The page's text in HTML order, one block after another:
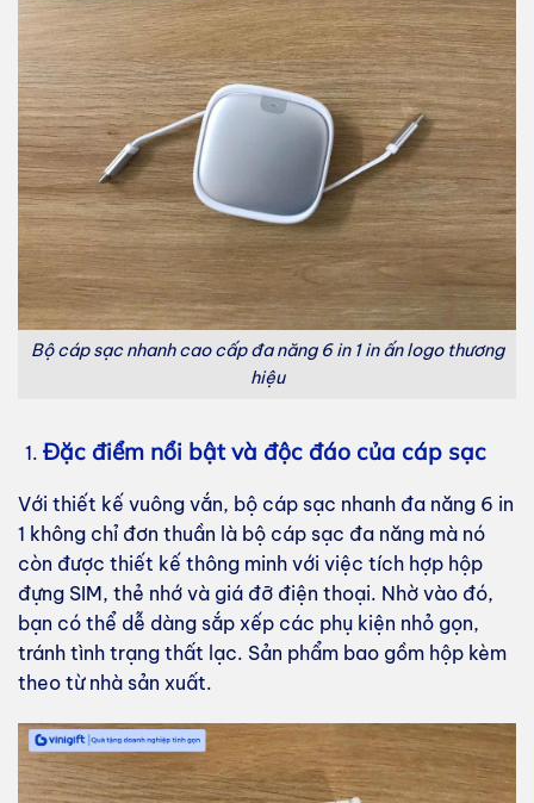
Bộ cáp sạc nhanh cao cấp đa năng 6 in 1 in ấn logo thương
hiệu
Đặc điểm nổi bật và độc đáo của cáp sạc
Với thiết kế vuông vắn, bộ cáp sạc nhanh đa năng 6 in
1 không chỉ đơn thuần là bộ cáp sạc đa năng mà nó
còn được thiết kế thông minh với việc tích hợp hộp
đựng SIM, thẻ nhớ và giá đỡ điện thoại. Nhờ vào đó,
bạn có thể dễ dàng sắp xếp các phụ kiện nhỏ gọn,
tránh tình trạng thất lạc. Sản phẩm bao gồm hộp kèm
theo từ nhà sản xuất.